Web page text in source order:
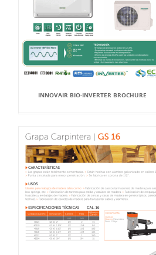
INNOVAIR BIO-INVERTER BROCHURE